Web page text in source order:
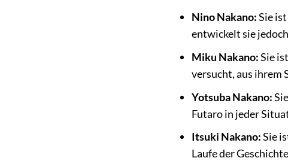
Nino Nakano:Sie
entwickelt sie
Miku Nakano:Sie
versucht, aus ihrem
Yotsuba Nakano:
Futaro in jeder
Itsuki Nakano:Sie
Laufe der